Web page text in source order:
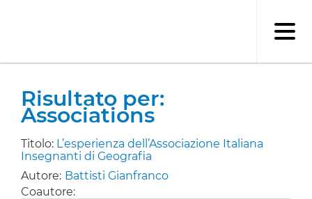
Risultato per:
Associations
Titolo: L’esperienza dell’Associazione Italiana
Insegnanti di Geografia
Autore: Battisti Gianfranco
Coautore: